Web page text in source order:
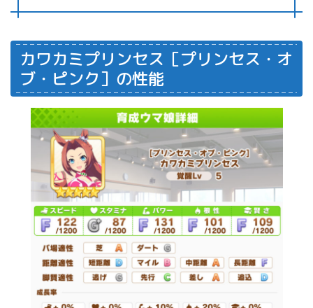
カワカミプリンセス［プリンセス・オ
ブ・ピンク］の性能